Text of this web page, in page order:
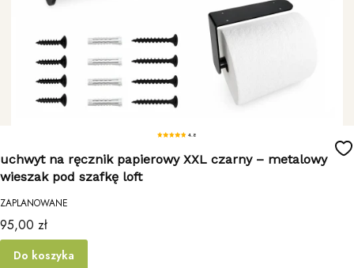
4.8
uchwyt na ręcznik papierowy XXL czarny – metalowy
wieszak pod szafkę loft
ZAPLANOWANE
Cena
95,00 zł
Do koszyka